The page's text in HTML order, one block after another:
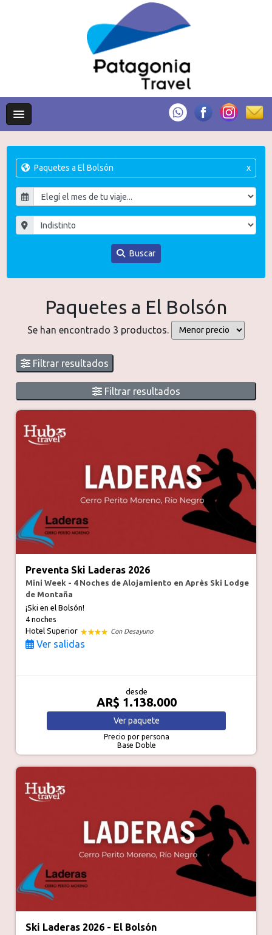
Paquetes a El Bolsón x
Buscar
Paquetes a El Bolsón
Se han encontrado 3 productos.
Filtrar resultados
Filtrar resultados
Preventa Ski Laderas 2026
Mini Week - 4 Noches de Alojamiento en Après Ski Lodge
de Montaña
¡Ski en el Bolsón!
4 noches
Hotel Superior
Con Desayuno
Ver salidas
desde
AR$ 1.138.000
Verpaquete
Precio por persona
Base Doble
Ski Laderas 2026 - El Bolsón